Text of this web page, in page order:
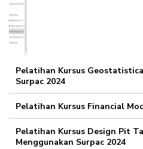
Pelatihan Kursus
Surpac 2024
Pelatihan Kursus Financial
Pelatihan Kursus Design Pit
Menggunakan Surpac 2024